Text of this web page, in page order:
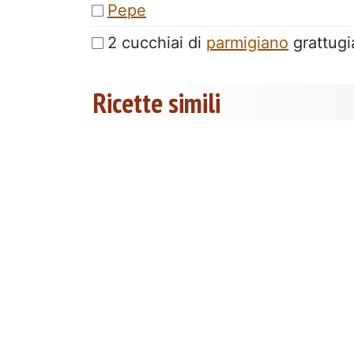
Pepe
2 cucchiai di parmigiano
Ricette simili